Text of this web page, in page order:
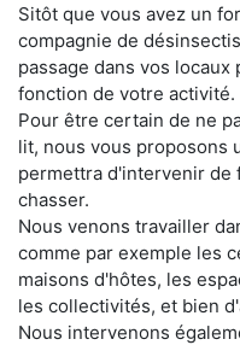
Sitôt que vous avez un
compagnie de
passage dans vos
fonction de votre activité.
Pour être certain de ne
lit, nous vous proposons
permettra d'intervenir de
chasser.
Nous venons travailler
comme par exemple les
maisons d'hôtes, les
les collectivités, et bien
Nous intervenons